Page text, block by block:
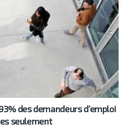
des demandeurs d’emploi
seulement